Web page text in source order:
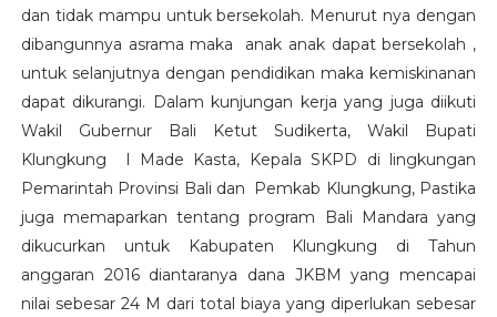
dan tidak mampu untuk bersekolah. Menurut nya dengan
dibangunnya asrama maka anak anak dapat bersekolah ,
untuk selanjutnya dengan pendidikan maka kemiskinanan
dapat dikurangi. Dalam kunjungan kerja yang juga diikuti
Wakil Gubernur Bali Ketut Sudikerta, Wakil Bupati
Klungkung I Made Kasta, Kepala SKPD di lingkungan
Pemarintah Provinsi Bali dan Pemkab Klungkung, Pastika
juga memaparkan tentang program Bali Mandara yang
dikucurkan untuk Kabupaten Klungkung di Tahun
anggaran 2016 diantaranya dana JKBM yang mencapai
nilai sebesar 24 M dari total biaya yang diperlukan sebesar